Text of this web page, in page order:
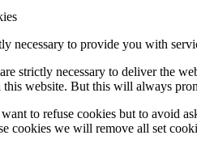
necessary to provide you with
strictly necessary to deliver the
website. But this will always
to refuse cookies but to avoid
cookies we will remove all set